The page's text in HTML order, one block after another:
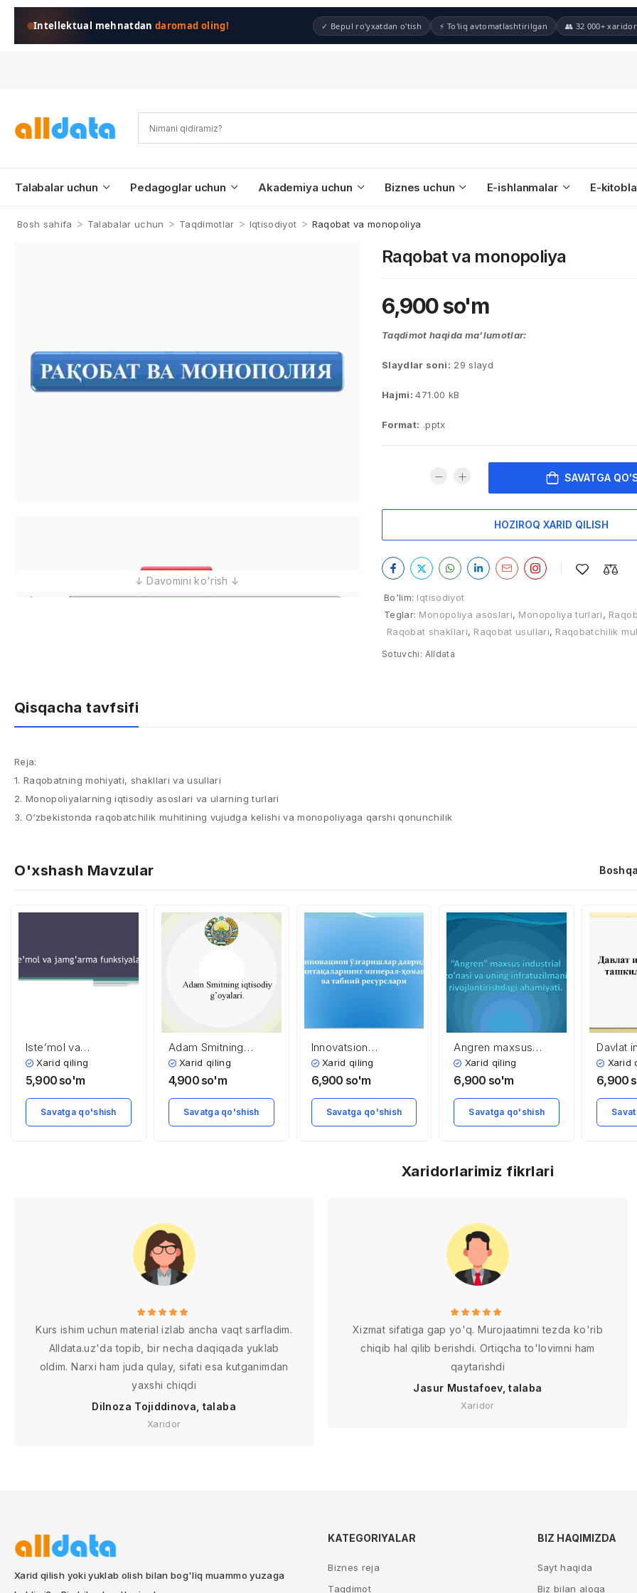
Intellektual mehnatdandaromad oling! ✓ Bepul ro'yxatdan o'tish ⚡ To'liq avtomatlashtirilgan 👥 32 000+ xaridor
Talabalar uchun Pedagoglar uchun Akademiya uchun Biznes uchun E-ishlanmalar E-
Bosh sahifa > Talabalar uchun > Taqdimotlar > Iqtisodiyot > Raqobat va monopoliya
Raqobat va monopoliya
6,900so'm
Taqdimot haqida ma’lumotlar:
Slaydlar soni: 29 slayd
Hajmi:471.00 kB
Format: .pptx
SAVATGA
HOZIROQ XARID QILISH
Bo'lim: Iqtisodiyot
Teglar: Monopoliya asoslari, Monopoliya turlari,
Raqobat shakllari, Raqobat usullari, Raqobatchilik
Sotuvchi: Alldata
Qisqacha tavfsifi
Reja:​
1​. Raqobatning mohiyati, shakllari va usullari​
2​. Monopoliyalarning iqtisodiy asoslari va ularning turlari​
3​. O‘zbekistonda raqobatchilik muhitining vujudga kelishi va monopoliyaga qarshi qonunchilik
O'xshash Mavzular
Iste’mol va
jamg’arma
funksiyalari
Xarid qiling
5,900 so'm
Savatga qo'shish
Adam Smitning
iqtisodiy g’oyalari
Xarid qiling
4,900 so'm
Savatga qo'shish
Innovatsion
o’zgarishlar davrida
mintaqalarning
va tabiiy resurslari
Xarid qiling
6,900 so'm
Savatga qo'shish
Angren maxsus
industrial zo’nasi va
uning infratuzilmani
ahamiyati
Xarid qiling
6,900 so'm
Savatga qo'shish
Davlat
Xarid
6,900
Xaridorlarimiz fikrlari
Kurs ishim uchun material izlab ancha vaqt sarfladim.
Alldata.uz'da topib, bir necha daqiqada yuklab
oldim. Narxi ham juda qulay, sifati esa kutganimdan
yaxshi chiqdi
Dilnoza Tojiddinova, talaba
Xaridor
Xizmat sifatiga gap yo'q. Murojaatimni tezda ko'rib
chiqib hal qilib berishdi. Ortiqcha to'lovimni ham
qaytarishdi
Jasur Mustafoev, talaba
Xaridor
Xarid qilish yoki yuklab olish bilan bog'liq muammo yuzaga
KATEGORIYALAR
Biznes reja
Taqdimot
BIZ HAQIMIZDA
Sayt haqida
Biz bilan aloqa